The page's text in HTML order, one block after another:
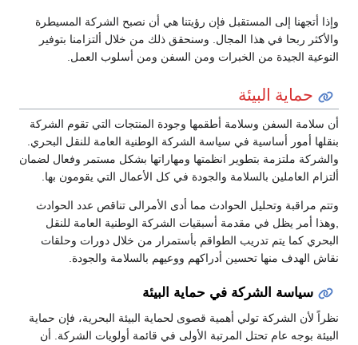
وإذا أتجهنا إلى المستقبل فإن رؤيتنا هي أن نصبح الشركة المسيطرة
والأكثر ربحا في هذا المجال. وسنحقق ذلك من خلال ألتزامنا بتوفير
النوعية الجيدة من الخبرات ومن السفن ومن أسلوب العمل.
حماية البيئة
أن سلامة السفن وسلامة أطقمها وجودة المنتجات التي تقوم الشركة
بنقلها أمور أساسية في سياسة الشركة الوطنية العامة للنقل البحري.
والشركة ملتزمة بتطوير انظمتها ومهاراتها بشكل مستمر وفعال لضمان
ألتزام العاملين بالسلامة والجودة في كل الأعمال التي يقومون بها.
وتتم مراقبة وتحليل الحوادث مما أدى الأمرالى تناقص عدد الحوادث
,وهذا أمر يظل في مقدمة أسبقيات الشركة الوطنية العامة للنقل
البحري كما يتم تدريب الطواقم بأستمرار من خلال دورات وحلقات
نقاش الهدف منها تحسين أدراكهم ووعيهم بالسلامة والجودة.
سياسة الشركة في حماية البيئة
نظراً لأن الشركة تولي أهمية قصوى لحماية البيئة البحرية، فإن حماية
البيئة بوجه عام تحتل المرتبة الأولى في قائمة أولويات الشركة. أن